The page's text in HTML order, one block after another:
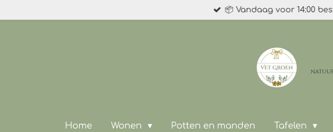
direct
📦 Vandaag voor 14:00
Home Wonen Potten en manden Tafelen